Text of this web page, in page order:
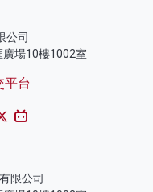
公司
廣場10樓1002室
平台
限公司